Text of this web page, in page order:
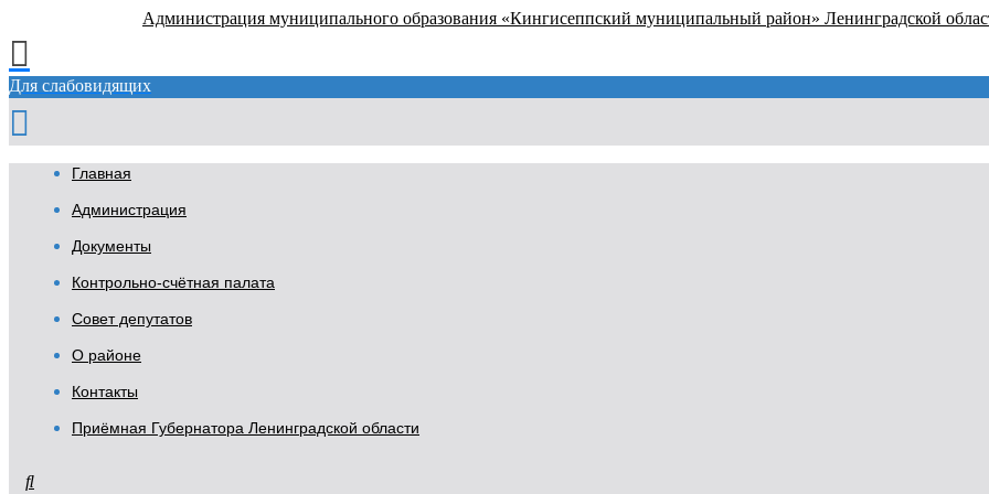
Администрация муниципального образования «Кингисеппский муниципальный район» Ленинградской
Для слабовидящих
Главная
Администрация
Документы
Контрольно-счётная палата
Совет депутатов
О районе
Контакты
Приёмная Губернатора Ленинградской области